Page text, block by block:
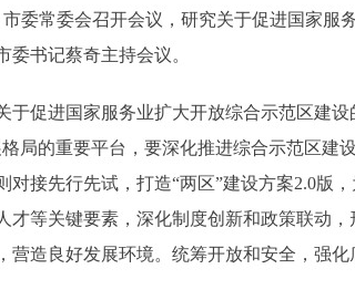
常委会召开会议，研究关于促进国家服
委书记蔡奇主持会议。
促进国家服务业扩大开放综合示范区建设
局的重要平台，要深化推进综合示范区
对接先行先试，打造“两区”建设方案2.0版
才等关键要素，深化制度创新和政策联动
营造良好发展环境。统筹开放和安全，强